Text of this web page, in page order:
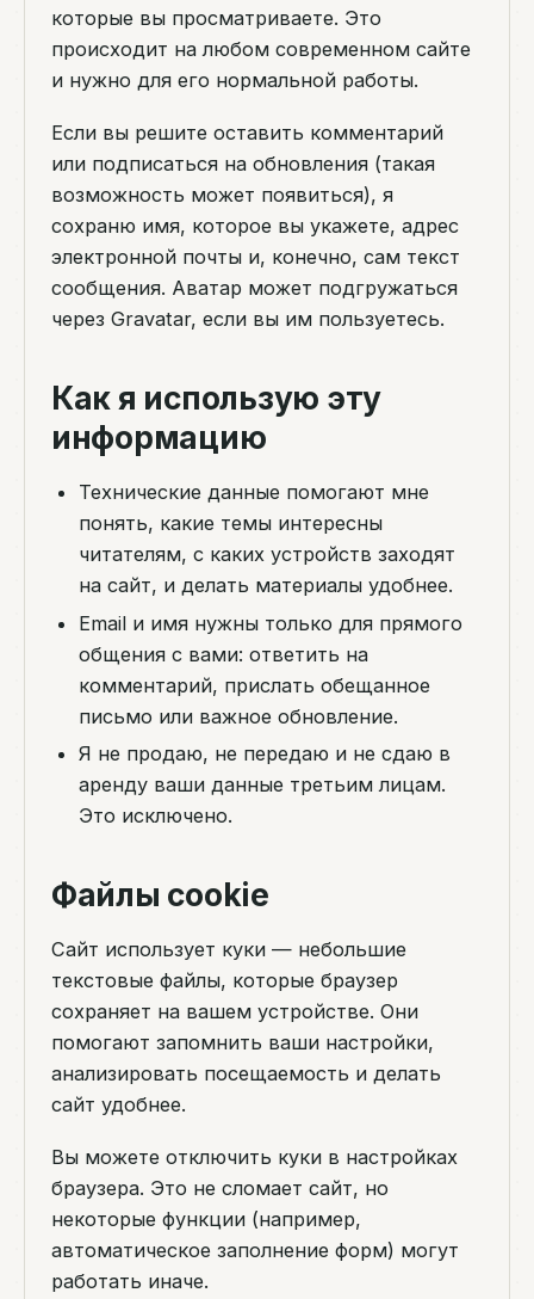
которые вы просматриваете. Это
происходит на любом современном сайте
и нужно для его нормальной работы.
Если вы решите оставить комментарий
или подписаться на обновления (такая
возможность может появиться), я
сохраню имя, которое вы укажете, адрес
электронной почты и, конечно, сам текст
сообщения. Аватар может подгружаться
через Gravatar, если вы им пользуетесь.
Как я использую эту
информацию
Технические данные помогают мне
понять, какие темы интересны
читателям, с каких устройств заходят
на сайт, и делать материалы удобнее.
Email и имя нужны только для прямого
общения с вами: ответить на
комментарий, прислать обещанное
письмо или важное обновление.
Я не продаю, не передаю и не сдаю в
аренду ваши данные третьим лицам.
Это исключено.
Файлы cookie
Сайт использует куки — небольшие
текстовые файлы, которые браузер
сохраняет на вашем устройстве. Они
помогают запомнить ваши настройки,
анализировать посещаемость и делать
сайт удобнее.
Вы можете отключить куки в настройках
браузера. Это не сломает сайт, но
некоторые функции (например,
автоматическое заполнение форм) могут
работать иначе.